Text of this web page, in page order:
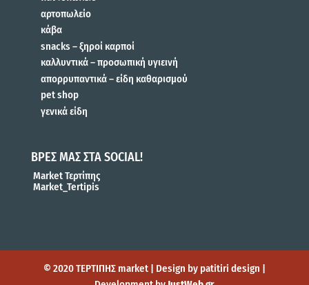
αρτοπωλείο
κάβα
snacks – ξηροί καρποί
καλλυντικά – προσωπική υγιεινή
απορρυπαντικά – είδη καθαρισμού
pet shop
γενικά είδη
ΒΡΕΣ ΜΑΣ ΣΤΑ SOCIAL!
Market Τερτίπης
Market_Tertipis
© 2020 ΤΕΡΤΙΠΗΣ market | Design by patitiri design |